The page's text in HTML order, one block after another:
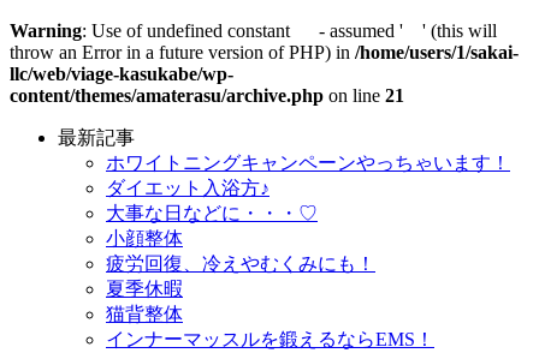
Warning: Use of undefined constant - assumed ' ' (this will
throw an Error in a future version of PHP) in /home/users/1/sakai-
llc/web/viage-kasukabe/wp-
content/themes/amaterasu/archive.php on line 21
最新記事
ホワイトニングキャンペーンやっちゃいます！
ダイエット入浴方♪
大事な日などに・・・♡
小顔整体
疲労回復、冷えやむくみにも！
夏季休暇
猫背整体
インナーマッスルを鍛えるならEMS！